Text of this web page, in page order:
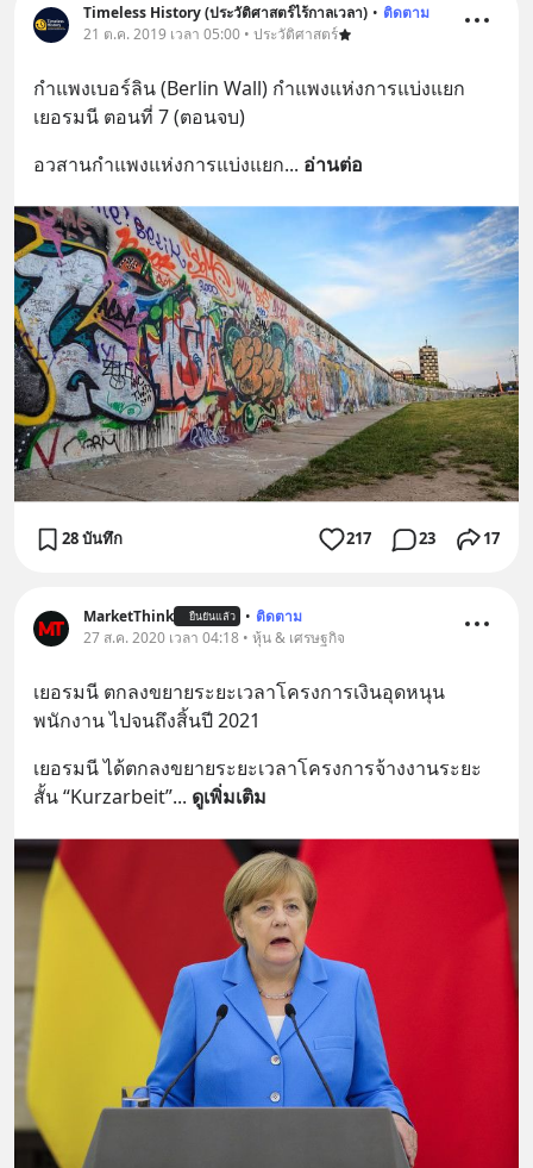
Timeless History (ประวัติศาสตร์ไร้กาลเวลา) • ติดตาม
21 ต.ค. 2019 เวลา 05:00 • ประวัติศาสตร์
กำแพงเบอร์ลิน (Berlin Wall) กำแพงแห่งการแบ่งแยก
เยอรมนี ตอนที่ 7 (ตอนจบ)
อวสานกำแพงแห่งการแบ่งแยก... อ่านต่อ
28 บันทึก 217 23 17
MarketThink ยืนยันแล้ว • ติดตาม
27 ส.ค. 2020 เวลา 04:18 • หุ้น & เศรษฐกิจ
เยอรมนี ตกลงขยายระยะเวลาโครงการเงินอุดหนุน
พนักงาน ไปจนถึงสิ้นปี 2021
เยอรมนี ได้ตกลงขยายระยะเวลาโครงการจ้างงานระยะ
สั้น “Kurzarbeit”... ดูเพิ่มเติม